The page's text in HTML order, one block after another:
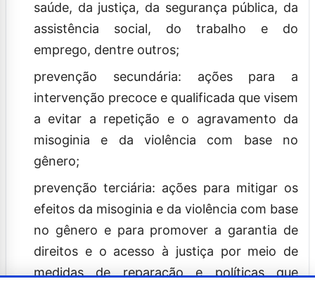
saúde, da justiça, da segurança pública, da
assistência social, do trabalho e do
emprego, dentre outros;
prevenção secundária: ações para a
intervenção precoce e qualificada que visem
a evitar a repetição e o agravamento da
misoginia e da violência com base no
gênero;
prevenção terciária: ações para mitigar os
efeitos da misoginia e da violência com base
no gênero e para promover a garantia de
direitos e o acesso à justiça por meio de
medidas de reparação e políticas que